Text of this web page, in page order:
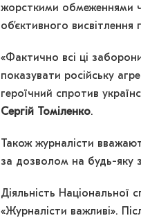
жорсткими обмеженнями
об’єктивного висвітлення
«Фактично всі ці
показувати російську
героїчний спротив
Сергій Томіленко.
Також журналісти
за дозволом на будь-яку
Діяльність Національної
«Журналісти важливі».